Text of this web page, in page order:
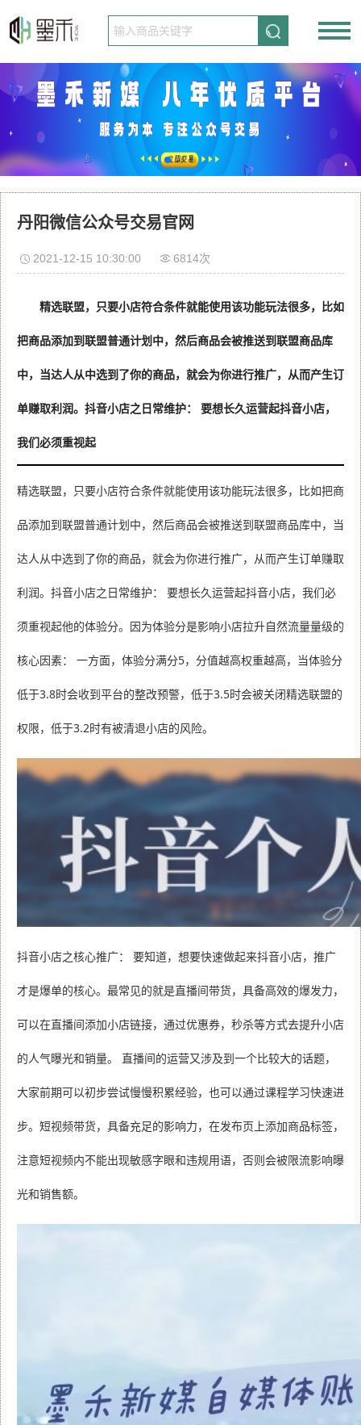
请先登录 免费注册
丹阳微信公众号交易官网
2021-12-15 10:30:00 6814次
精选联盟，只要小店符合条件就能使用该功能玩法很多，比如
把商品添加到联盟普通计划中，然后商品会被推送到联盟商品库
中，当达人从中选到了你的商品，就会为你进行推广，从而产生订
单赚取利润。抖音小店之日常维护： 要想长久运营起抖音小店，
我们必须重视起
精选联盟，只要小店符合条件就能使用该功能玩法很多，比如把商
品添加到联盟普通计划中，然后商品会被推送到联盟商品库中，当
达人从中选到了你的商品，就会为你进行推广，从而产生订单赚取
利润。抖音小店之日常维护： 要想长久运营起抖音小店，我们必
须重视起他的体验分。因为体验分是影响小店拉升自然流量量级的
核心因素： 一方面，体验分满分5，分值越高权重越高，当体验分
低于3.8时会收到平台的整改预警，低于3.5时会被关闭精选联盟的
权限，低于3.2时有被清退小店的风险。
抖音小店之核心推广： 要知道，想要快速做起来抖音小店，推广
才是爆单的核心。最常见的就是直播间带货，具备高效的爆发力，
可以在直播间添加小店链接，通过优惠券，秒杀等方式去提升小店
的人气曝光和销量。 直播间的运营又涉及到一个比较大的话题，
大家前期可以初步尝试慢慢积累经验，也可以通过课程学习快速进
步。短视频带货，具备充足的影响力，在发布页上添加商品标签，
注意短视频内不能出现敏感字眼和违规用语，否则会被限流影响曝
光和销售额。